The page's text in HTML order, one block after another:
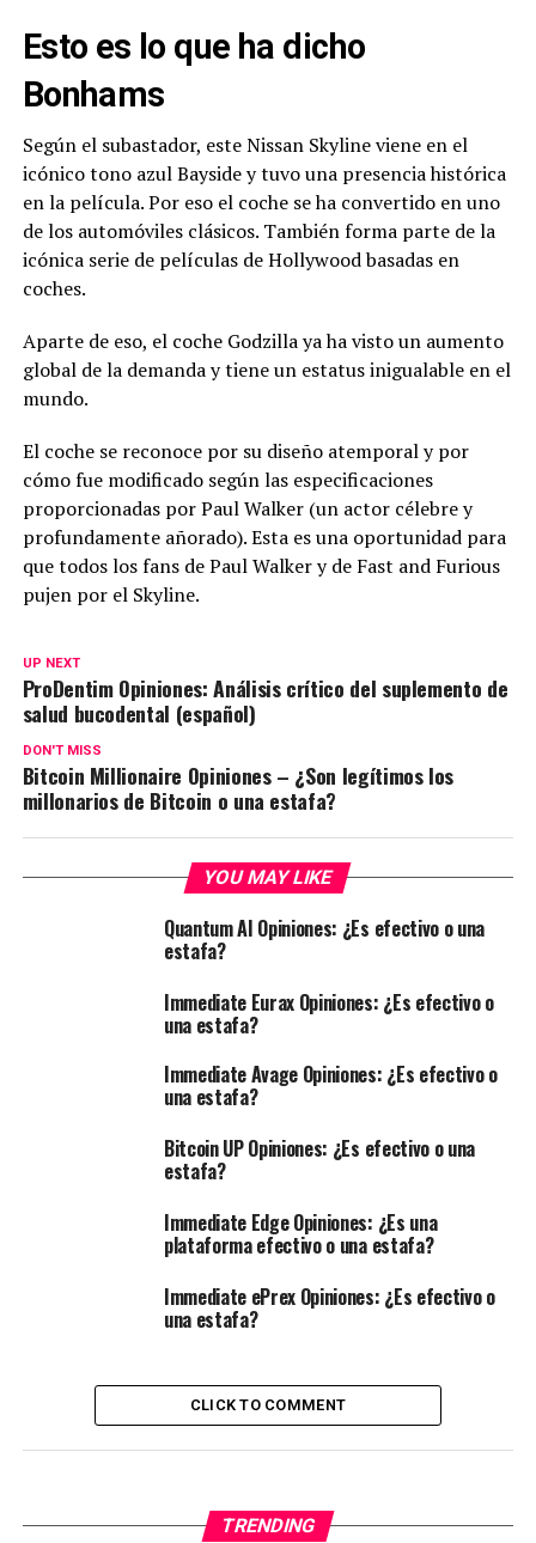
Esto es lo que ha dicho
Bonhams
Según el subastador, este Nissan Skyline viene en el
icónico tono azul Bayside y tuvo una presencia histórica
en la película. Por eso el coche se ha convertido en uno
de los automóviles clásicos. También forma parte de la
icónica serie de películas de Hollywood basadas en
coches.
Aparte de eso, el coche Godzilla ya ha visto un aumento
global de la demanda y tiene un estatus inigualable en el
mundo.
El coche se reconoce por su diseño atemporal y por
cómo fue modificado según las especificaciones
proporcionadas por Paul Walker (un actor célebre y
profundamente añorado). Esta es una oportunidad para
que todos los fans de Paul Walker y de Fast and Furious
pujen por el Skyline.
UP NEXT
ProDentim Opiniones: Análisis crítico del suplemento de
salud bucodental (español)
DON'T MISS
Bitcoin Millionaire Opiniones – ¿Son legítimos los
millonarios de Bitcoin o una estafa?
YOU MAY LIKE
Quantum AI Opiniones: ¿Es efectivo o una
estafa?
Immediate Eurax Opiniones: ¿Es efectivo o
una estafa?
Immediate Avage Opiniones: ¿Es efectivo o
una estafa?
Bitcoin UP Opiniones: ¿Es efectivo o una
estafa?
Immediate Edge Opiniones: ¿Es una
plataforma efectivo o una estafa?
Immediate ePrex Opiniones: ¿Es efectivo o
una estafa?
CLICK TO COMMENT
TRENDING